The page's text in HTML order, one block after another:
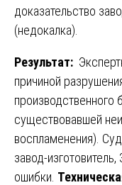
доказательство
(недокалка).
Результат:
причиной
производственного
существовавшей
воспламенения).
завод-
ошибки.